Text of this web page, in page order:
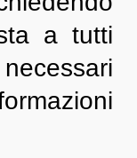
a tutti